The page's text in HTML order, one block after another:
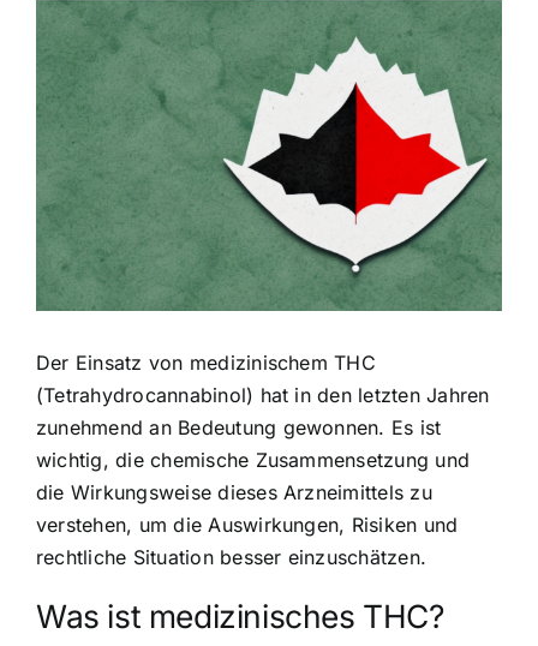
Zeige
grösseres
Bild
Der Einsatz von medizinischem THC
(Tetrahydrocannabinol) hat in den letzten Jahren
zunehmend an Bedeutung gewonnen. Es ist
wichtig, die chemische Zusammensetzung und
die Wirkungsweise dieses Arzneimittels zu
verstehen, um die Auswirkungen, Risiken und
rechtliche Situation besser einzuschätzen.
Was ist medizinisches THC?